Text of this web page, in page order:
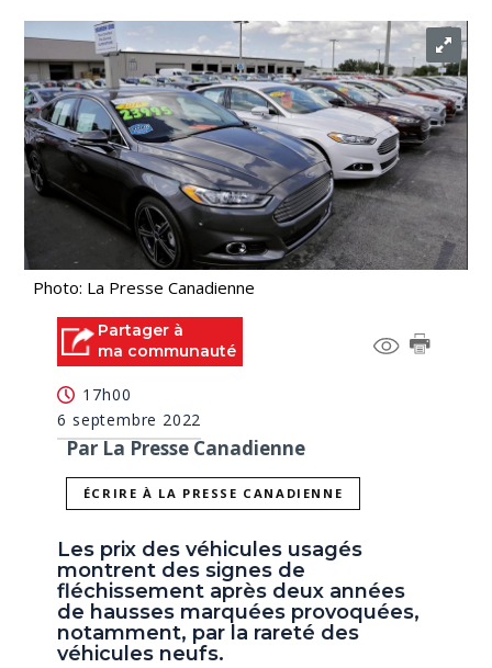
Photo: La Presse Canadienne
Partager à
ma communauté
17h00
6 septembre 2022
Par La Presse Canadienne
ÉCRIRE À LA PRESSE CANADIENNE
Les prix des véhicules usagés
montrent des signes de
fléchissement après deux années
de hausses marquées provoquées,
notamment, par la rareté des
véhicules neufs.